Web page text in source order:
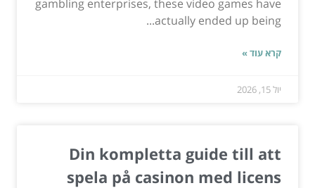
gambling enterprises, these video games have
actually ended up being...
קרא עוד »
יול 15, 2026
Din kompletta guide till att
spela på casinon med licens